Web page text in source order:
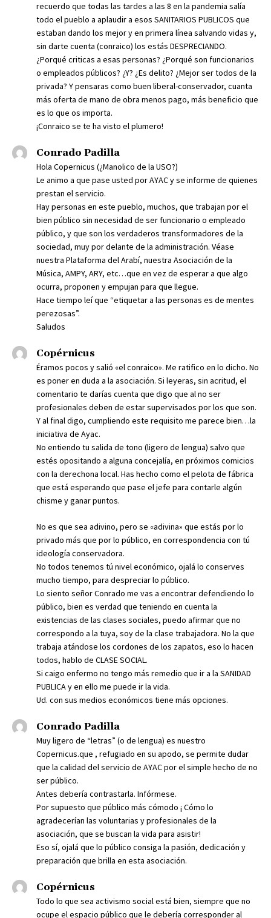
recuerdo que todas las tardes a las 8 en la pandemia salía
todo el pueblo a aplaudir a esos SANITARIOS PUBLICOS que
estaban dando los mejor y en primera línea salvando vidas y,
sin darte cuenta (conraico) los estás DESPRECIANDO.
¿Porqué criticas a esas personas? ¿Porqué son funcionarios
o empleados públicos? ¿Y? ¿Es delito? ¿Mejor ser todos de la
privada? Y pensaras como buen liberal-conservador, cuanta
más oferta de mano de obra menos pago, más beneficio que
es lo que os importa.
¡Conraico se te ha visto el plumero!
Conrado Padilla
Hola Copernicus (¿Manolico de la USO?)
Le animo a que pase usted por AYAC y se informe de quienes
prestan el servicio.
Hay personas en este pueblo, muchos, que trabajan por el
bien público sin necesidad de ser funcionario o empleado
público, y que son los verdaderos transformadores de la
sociedad, muy por delante de la administración. Véase
nuestra Plataforma del Arabí, nuestra Asociación de la
Música, AMPY, ARY, etc…que en vez de esperar a que algo
ocurra, proponen y empujan para que llegue.
Hace tiempo leí que “etiquetar a las personas es de mentes
perezosas”.
Saludos
Copérnicus
Éramos pocos y salió «el conraico». Me ratifico en lo dicho. No
es poner en duda a la asociación. Si leyeras, sin acritud, el
comentario te darías cuenta que digo que al no ser
profesionales deben de estar supervisados por los que son.
Y al final digo, cumpliendo este requisito me parece bien…la
iniciativa de Ayac.
No entiendo tu salida de tono (ligero de lengua) salvo que
estés opositando a alguna concejalía, en próximos comicios
con la derechona local. Has hecho como el pelota de fábrica
que está esperando que pase el jefe para contarle algún
chisme y ganar puntos.
No es que sea adivino, pero se «adivina» que estás por lo
privado más que por lo público, en correspondencia con tú
ideología conservadora.
No todos tenemos tú nivel económico, ojalá lo conserves
mucho tiempo, para despreciar lo público.
Lo siento señor Conrado me vas a encontrar defendiendo lo
público, bien es verdad que teniendo en cuenta la
existencias de las clases sociales, puedo afirmar que no
correspondo a la tuya, soy de la clase trabajadora. No la que
trabaja atándose los cordones de los zapatos, eso lo hacen
todos, hablo de CLASE SOCIAL.
Si caigo enfermo no tengo más remedio que ir a la SANIDAD
PUBLICA y en ello me puede ir la vida.
Ud. con sus medios económicos tiene más opciones.
Conrado Padilla
Muy ligero de “letras” (o de lengua) es nuestro
Copernicus.que , refugiado en su apodo, se permite dudar
que la calidad del servicio de AYAC por el simple hecho de no
ser público.
Antes debería contrastarla. Infórmese.
Por supuesto que público más cómodo ¡ Cómo lo
agradecerían las voluntarias y profesionales de la
asociación, que se buscan la vida para asistir!
Eso sí, ojalá que lo público consiga la pasión, dedicación y
preparación que brilla en esta asociación.
Copérnicus
Todo lo que sea activismo social está bien, siempre que no
ocupe el espacio público que le debería corresponder al